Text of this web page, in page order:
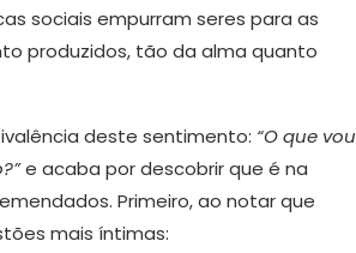
sociais empurram seres para as
produzidos, tão da alma quanto
deste sentimento: “O que vou
e acaba por descobrir que é na
Primeiro, ao notar que
mais íntimas: